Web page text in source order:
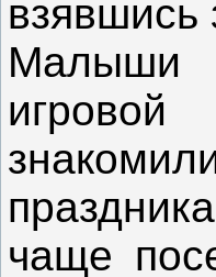
взявшись
Малыши
чаще